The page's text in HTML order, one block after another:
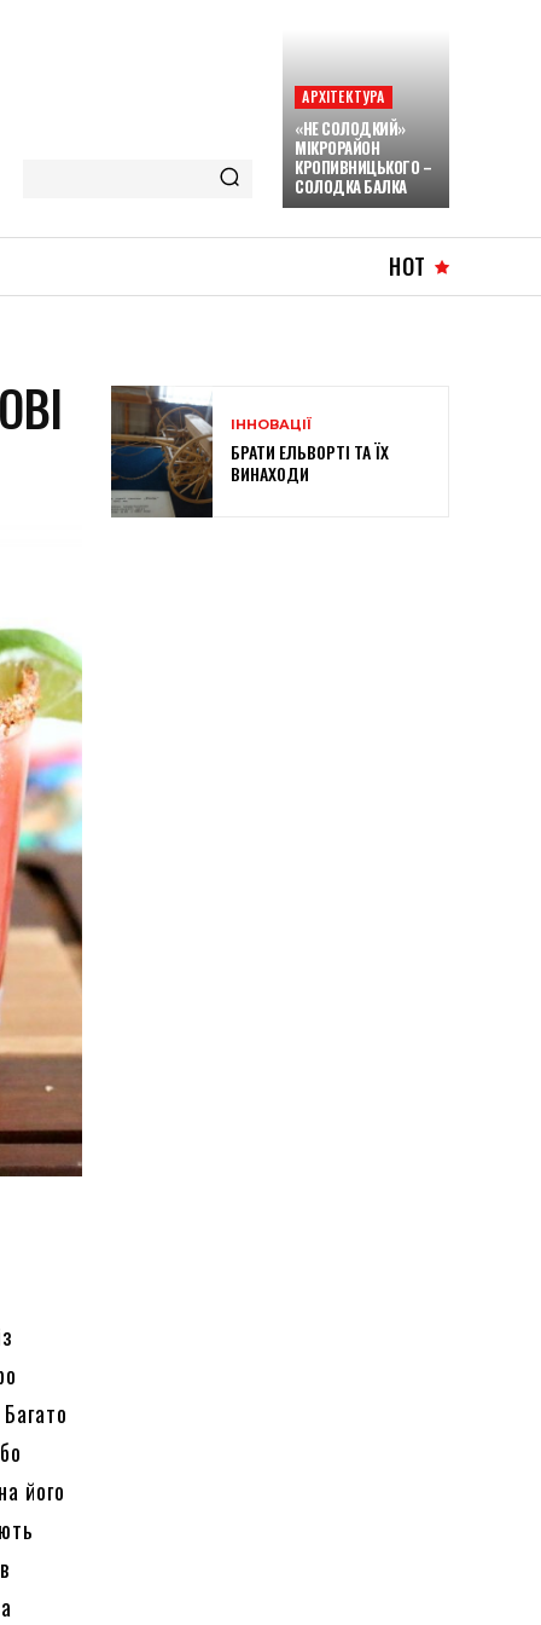
АРХІТЕКТУРА
«НЕ СОЛОДКИЙ»
МІКРОРАЙОН
КРОПИВНИЦЬКОГО –
СОЛОДКА БАЛКА
HOT
його
ІННОВАЦІЇ
БРАТИ ЕЛЬВОРТІ ТА ЇХ
ВИНАХОДИ